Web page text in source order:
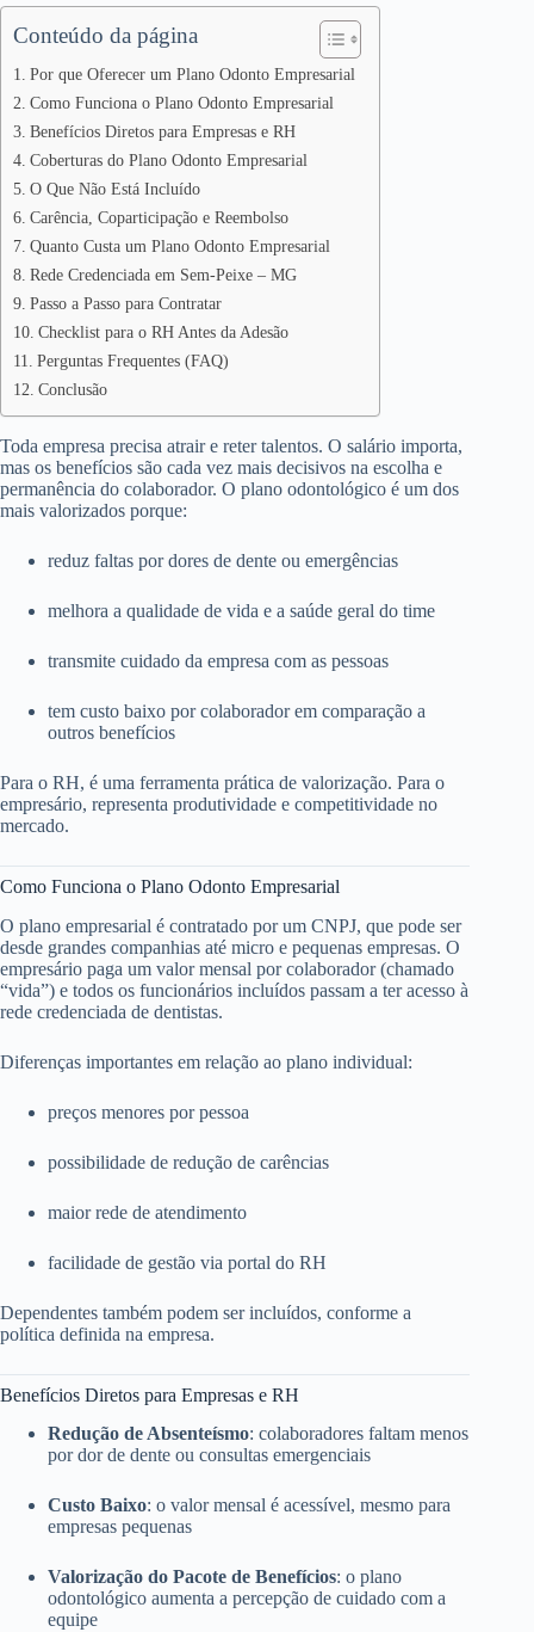
Conteúdo da página
Por que Oferecer um Plano Odonto Empresarial
Como Funciona o Plano Odonto Empresarial
Benefícios Diretos para Empresas e RH
Coberturas do Plano Odonto Empresarial
O Que Não Está Incluído
Carência, Coparticipação e Reembolso
Quanto Custa um Plano Odonto Empresarial
Rede Credenciada em Sem-Peixe – MG
Passo a Passo para Contratar
Checklist para o RH Antes da Adesão
Perguntas Frequentes (FAQ)
Conclusão
Toda empresa precisa atrair e reter talentos. O salário importa,
mas os benefícios são cada vez mais decisivos na escolha e
permanência do colaborador. O plano odontológico é um dos
mais valorizados porque:
reduz faltas por dores de dente ou emergências
melhora a qualidade de vida e a saúde geral do time
transmite cuidado da empresa com as pessoas
tem custo baixo por colaborador em comparação a
outros benefícios
Para o RH, é uma ferramenta prática de valorização. Para o
empresário, representa produtividade e competitividade no
mercado.
Como Funciona o Plano Odonto Empresarial
O plano empresarial é contratado por um CNPJ, que pode ser
desde grandes companhias até micro e pequenas empresas. O
empresário paga um valor mensal por colaborador (chamado
“vida”) e todos os funcionários incluídos passam a ter acesso à
rede credenciada de dentistas.
Diferenças importantes em relação ao plano individual:
preços menores por pessoa
possibilidade de redução de carências
maior rede de atendimento
facilidade de gestão via portal do RH
Dependentes também podem ser incluídos, conforme a
política definida na empresa.
Benefícios Diretos para Empresas e RH
Redução de Absenteísmo: colaboradores faltam menos
por dor de dente ou consultas emergenciais
Custo Baixo: o valor mensal é acessível, mesmo para
empresas pequenas
Valorização do Pacote de Benefícios: o plano
odontológico aumenta a percepção de cuidado com a
equipe